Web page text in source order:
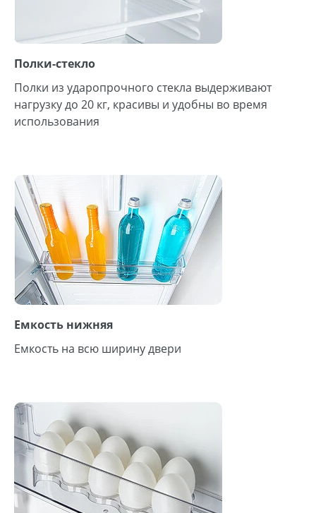
Полки-стекло
Полки из ударопрочного стекла выдерживают
нагрузку до 20 кг, красивы и удобны во время
использования
Емкость нижняя
Емкость на всю ширину двери